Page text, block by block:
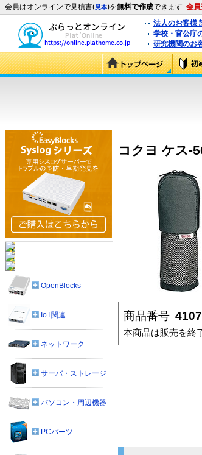
会員はオンラインで見積書(見本)を無料で作成できます 会
法人のお客様
学校・官公庁
研究機関のお
コクヨ ケス-
商品番号
本商品は販売を終
OpenBlocks
IoT関連
ネットワーク
サーバ・ストレージ
パソコン・周辺機器
PCパーツ